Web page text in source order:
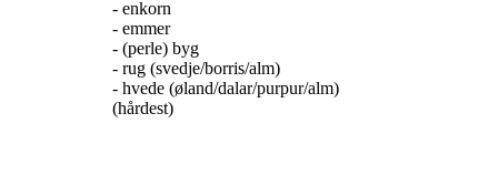
- enkorn
- emmer
- (perle) byg
- rug (svedje/borris/alm)
- hvede (øland/dalar/purpur/alm)
(hårdest)